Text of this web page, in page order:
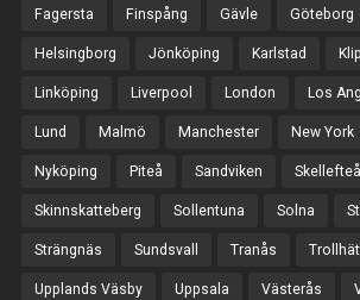
Fagersta Finspång Gävle Göteborg
Helsingborg Jönköping Karlstad
Linköping Liverpool London Los
Lund Malmö Manchester New York
Nyköping Piteå Sandviken Skellefteå
Skinnskatteberg Sollentuna Solna
Strängnäs Sundsvall Tranås
Upplands Väsby Uppsala Västerås